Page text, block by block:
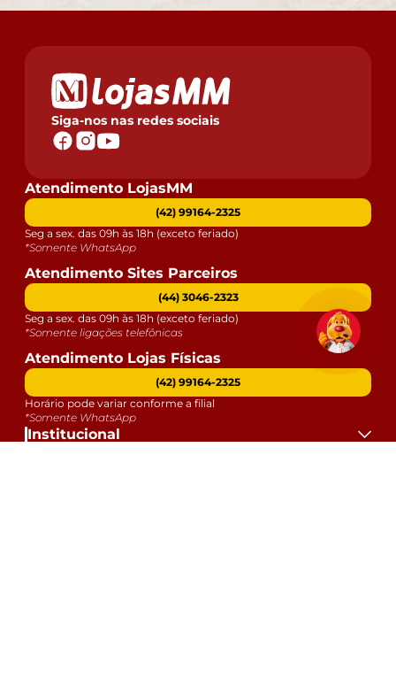
Siga-nos nas redes sociais
Institucional
Atendimento LojasMM
(42) 99164-2325
Seg a sex. das 09h às 18h (exceto feriado)
*Somente WhatsApp
Atendimento Sites Parceiros
(44) 3046-2323
Seg a sex. das 09h às 18h (exceto feriado)
*Somente ligações telefônicas
Atendimento Lojas Físicas
(42) 99164-2325
Horário pode variar conforme a filial
*Somente WhatsApp